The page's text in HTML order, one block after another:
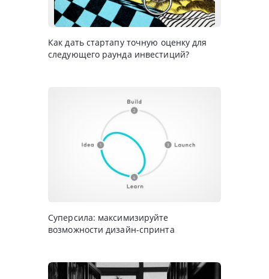
Как дать стартапу точную оценку для
следующего раунда инвестиций?
Суперсила: максимизируйте
возможности дизайн-спринта